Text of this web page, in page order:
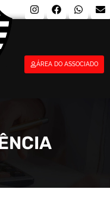
ÁREA DO ASSOCIADO